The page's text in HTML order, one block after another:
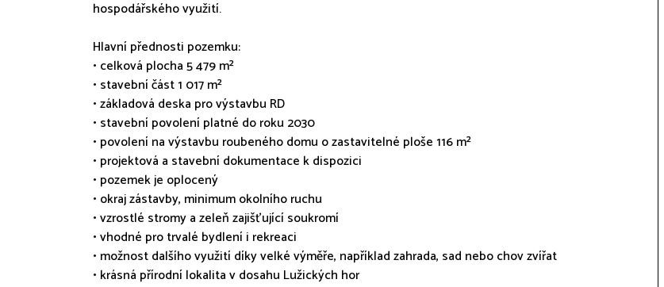
hospodářského využití.
Hlavní přednosti pozemku:
• celková plocha 5 479 m²
• stavební část 1 017 m²
• základová deska pro výstavbu RD
• stavební povolení platné do roku 2030
• povolení na výstavbu roubeného domu o zastavitelné ploše 116 m²
• projektová a stavební dokumentace k dispozici
• pozemek je oplocený
• okraj zástavby, minimum okolního ruchu
• vzrostlé stromy a zeleň zajišťující soukromí
• vhodné pro trvalé bydlení i rekreaci
• možnost dalšího využití díky velké výměře, například zahrada, sad nebo chov zvířat
• krásná přírodní lokalita v dosahu Lužických hor